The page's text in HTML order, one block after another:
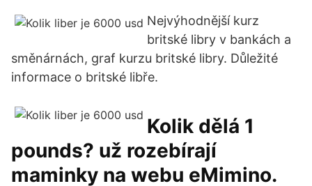
Nejvýhodnější kurz
britské libry v bankách a
směnárnách, graf kurzu britské libry. Důležité
informace o britské libře.
Kolik dělá 1
pounds? už rozebírají
maminky na webu eMimino.